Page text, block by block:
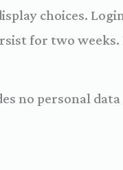
choices.
for two
no personal